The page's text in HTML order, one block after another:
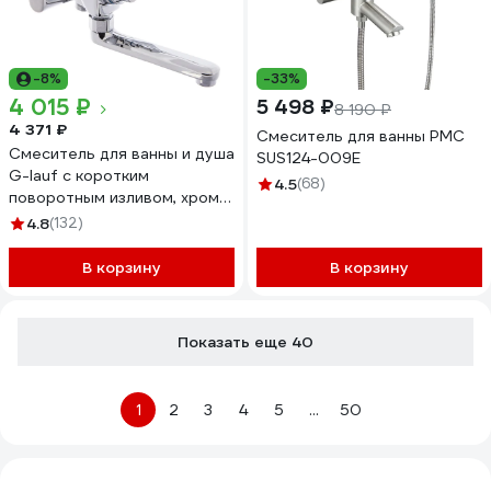
-8%
4 015 ₽
4 371 ₽
Смеситель для ванны и душа
G-lauf с коротким
поворотным изливом, хром
LOF3-A033
4.8(132)
В корзину
-33%
5 498 ₽8 190 ₽
Смеситель для ванны РМС
SUS124-009E
4.5(68)
В корзину
Показать еще 40
1 2 3 4 5 ... 50